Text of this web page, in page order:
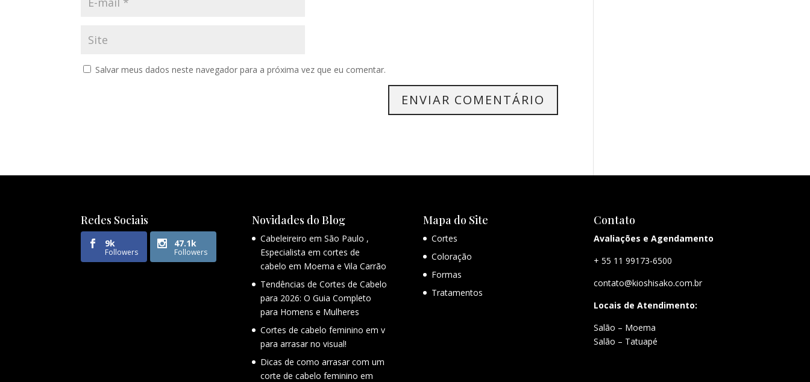
Salvar meus dados neste navegador para a próxima vez que eu comentar.
Redes Sociais
9k
Followers
47.1k
Followers
Novidades do Blog
Cabeleireiro em São Paulo ,
Especialista em cortes de
cabelo em Moema e Vila Carrão
Tendências de Cortes de Cabelo
para 2026: O Guia Completo
para Homens e Mulheres
Cortes de cabelo feminino em v
para arrasar no visual!
Dicas de como arrasar com um
corte de cabelo feminino em
Mapa do Site
Cortes
Coloração
Formas
Tratamentos
Contato
Avaliações e Agendamento
+ 55 11 99173-6500
contato@kioshisako.com.br
Locais de Atendimento:
Salão – Moema
Salão – Tatuapé